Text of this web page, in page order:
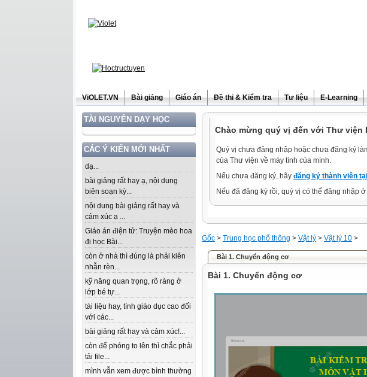
ViOLET.VN Bài giảng Giáo án Đề thi & Kiểm tra Tư liệu E-Learning
TÀI NGUYÊN DẠY HỌC
CÁC Ý KIẾN MỚI NHẤT
dạ...
bài giảng rất hay ạ, nội dung
biên soạn kỳ...
nội dung bài giảng rất hay và
cảm xúc ạ ...
Giáo án điện tử: Truyện mèo hoa
đi học Bài...
còn ở nhà thì đúng là phải kiên
nhẫn rèn...
kỹ năng quan trọng, rõ ràng ở
lớp bé tự...
tài liệu hay, tính giáo dục cao đối
với các...
bài giảng rất hay và cảm xúc!...
còn để phóng to lên thì chắc phải
tải file...
mình vẫn xem được bình thường
Chào mừng quý vị đến với Thư viện
Quý vị chưa đăng nhập hoặc chưa đăng ký
của Thư viện về máy tính của mình.
Nếu chưa đăng ký, hãy đăng ký thành viên
Nếu đã đăng ký rồi, quý vị có thể đăng nhập
Gốc > Trung học phổ thông > Vật lý > Vật lý 10 >
Bài 1. Chuyển động cơ
Bài 1. Chuyển động cơ